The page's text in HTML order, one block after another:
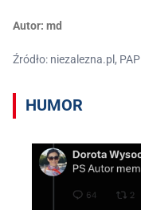
Autor: md
Źródło: niezalezna.pl, PAP
HUMOR